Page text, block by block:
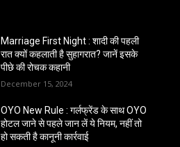
Marriage First Night : शादी की पहली
रात क्यों कहलाती है सुहागरात? जानें इसके
पीछे की रोचक कहानी
December 15, 2024
OYO New Rule : गर्लफ्रेंड के साथ OYO
होटल जाने से पहले जान लें ये नियम, नहीं तो
हो सकती है कानूनी कार्रवाई